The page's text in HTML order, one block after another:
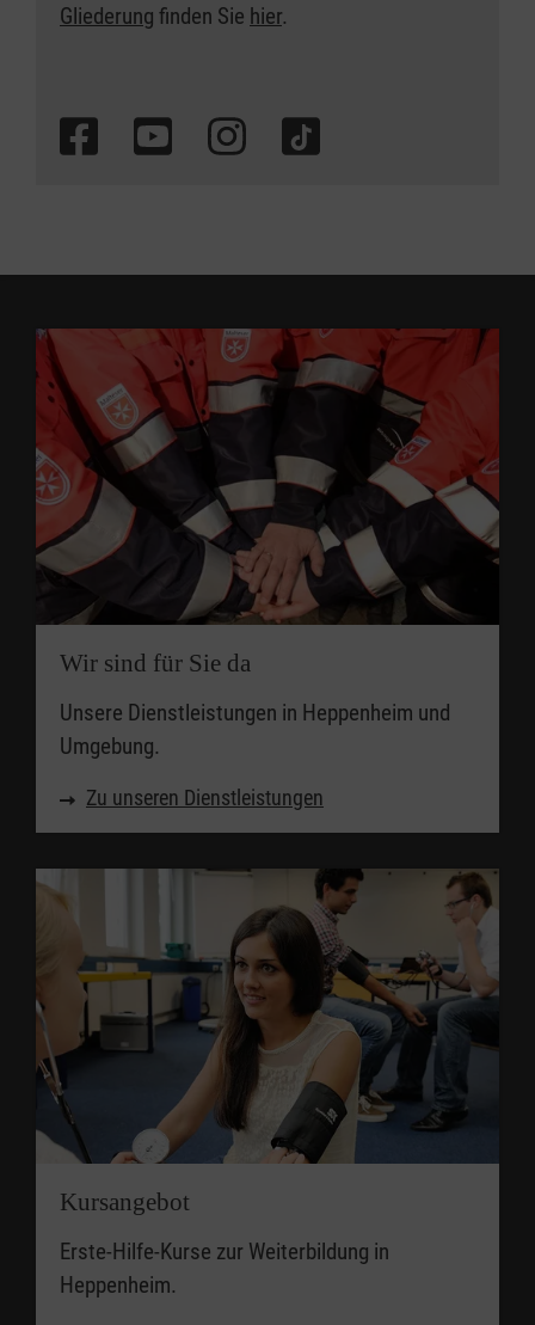
Gliederung finden Sie hier.
Wir sind für Sie da
Unsere Dienstleistungen in Heppenheim und
Umgebung.
Zu unseren Dienstleistungen
Kursangebot
Erste-Hilfe-Kurse zur Weiterbildung in
Heppenheim.